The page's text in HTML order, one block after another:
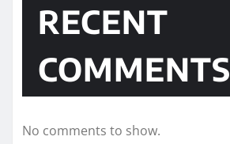
RECENT
COMMENTS
No comments to show.